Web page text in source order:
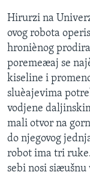
INTERVJU
Hirurzi na
ovog robota
hroniènog
poremeæaj se
kiseline i
sluèajevima
vodjene
mali otvor na
do njegovog
robot ima tri
sebi nosi siæušnu